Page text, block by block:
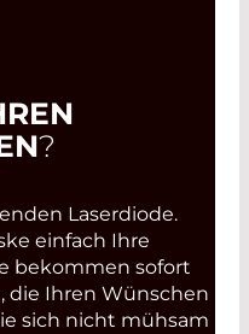
?
Laserdiode.
einfach Ihre
bekommen sofort
die Ihren Wünschen
sich nicht mühsam